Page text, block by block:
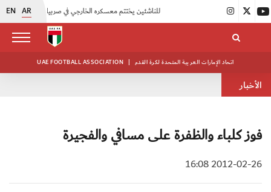
EN AR |
UAE FOOTBALL ASSOCIATION | اتحاد الإمارات العربية المتحدة لكرة القدم
الأخبار
فوز كلباء والظفرة على مسافي والفجيرة
2012-02-26 16:08